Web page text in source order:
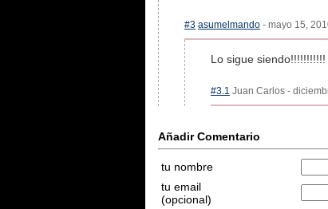
#3 asumelmando - mayo 15,
Lo sigue
#3.1 Juan Carlos -
Añadir Comentario
tu nombre
tu email
(opcional)